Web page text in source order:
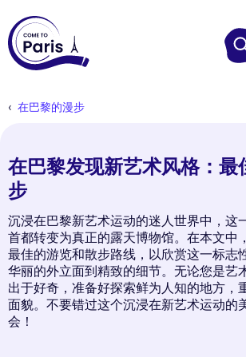
在巴黎的漫步
在巴黎发现新艺术风格：最
步
沉浸在巴黎新艺术运动的迷人世界中，这
首都转变为真正的露天博物馆。在本文中
最佳的游览和散步路线，以欣赏这一标志
华丽的外立面到精致的细节。无论您是艺
出于好奇，准备好探索鲜为人知的地方，
面貌。不要错过这个沉浸在新艺术运动的
会！